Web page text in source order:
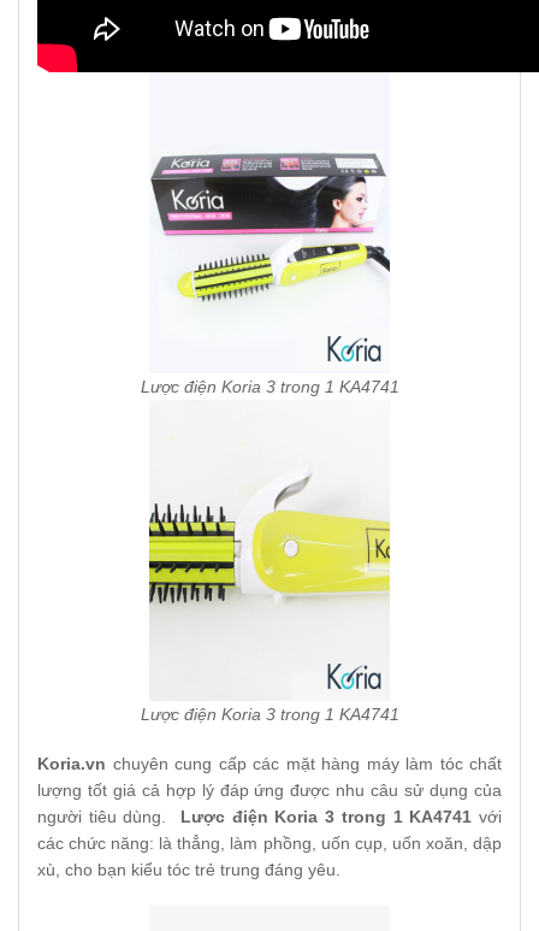
Lược điện Koria 3 trong 1 KA4741
Lược điện Koria 3 trong 1 KA4741
Koria.vn chuyên cung cấp các mặt hàng máy làm tóc chất
lượng tốt giá cả hợp lý đáp ứng được nhu câu sử dụng của
người tiêu dùng. Lược điện Koria 3 trong 1 KA4741 với
các chức năng: là thẳng, làm phồng, uốn cụp, uốn xoăn, dập
xù, cho bạn kiểu tóc trẻ trung đáng yêu.